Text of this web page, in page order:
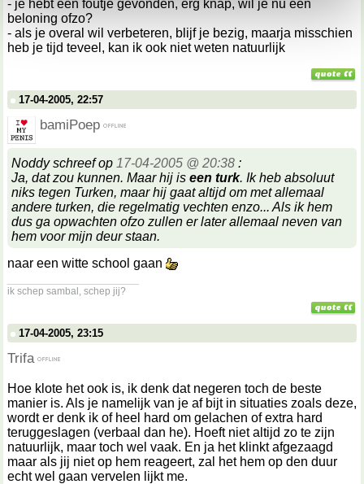
kunnen ontvangen en verwerken.
- je hebt een foutje gevonden, erg knap, wil je nu een
beloning ofzo?
- als je overal wil verbeteren, blijf je bezig, maarja misschien
heb je tijd teveel, kan ik ook niet weten natuurlijk
17-04-2005, 22:57
bamiPoep
Noddy schreef op 17-04-2005 @ 20:38 :
Ja, dat zou kunnen. Maar hij is een turk. Ik heb absoluut
niks tegen Turken, maar hij gaat altijd om met allemaal
andere turken, die regelmatig vechten enzo... Als ik hem
dus ga opwachten ofzo zullen er later allemaal neven van
hem voor mijn deur staan.
naar een witte school gaan
ik schep sambal, schep jij?
17-04-2005, 23:15
Trifa
Hoe klote het ook is, ik denk dat negeren toch de beste
manier is. Als je namelijk van je af bijt in situaties zoals deze,
wordt er denk ik of heel hard om gelachen of extra hard
teruggeslagen (verbaal dan he). Hoeft niet altijd zo te zijn
natuurlijk, maar toch wel vaak. En ja het klinkt afgezaagd
maar als jij niet op hem reageert, zal het hem op den duur
echt wel gaan vervelen lijkt me.